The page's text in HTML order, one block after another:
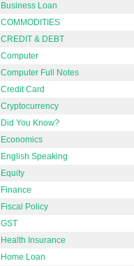
Business Loan
COMMODITIES
CREDIT & DEBT
Computer
Computer Full Notes
Credit Card
Cryptocurrency
Did You Know?
Economics
English Speaking
Equity
Finance
Fiscal Policy
GST
Health Insurance
Home Loan